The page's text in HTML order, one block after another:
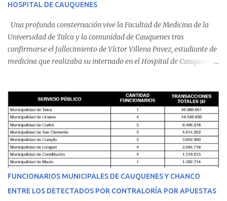
HOSPITAL DE CAUQUENES
Una profunda consternación vive la Facultad de Medicina de la
Universidad de Talca y la comunidad de Cauquenes tras
confirmarse el fallecimiento de Víctor Villena Pavez, estudiante de
medicina que realizaba su internado en el Hospital de Cauquenes.
malestares físicos. Dada la complejidad de su estado de salud, el
equipo médico determinó su traslado de urgencia al Hospital
Regional de Talca y dado la urgencia la ambulancia partió hacia
Talca con escolta de Carabineros. En medio del traslado, el
estudiante de medicina de 25 años, se agravó y pese a los esfuerzos
del personal de emergencia terminó falleciendo, sin alcanzar a
recibir atención especializada en el centro de destino. Apenas se
conoció la gravedad de su condición, sus padres —residentes en
Villarrica— se trasladaron a Cauquenes con la esperanza de una
FUNCIONARIOS MUNICIPALES DE CAUQUENES Y CHANCO
ENTRE LOS DETECTADOS POR CONTRALORÍA POR APUESTAS